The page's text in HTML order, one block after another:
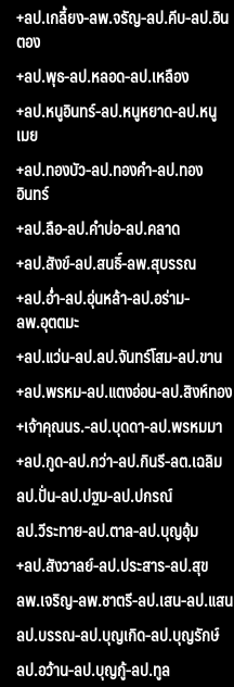
+ลป.เกลี้ยง-ลพ.จรัญ-ลป.คีบ-ลป.อิน
ตอง
+ลป.พุธ-ลป.หลอด-ลป.เหลือง
+ลป.หนูอินทร์-ลป.หนูหยาด-ลป.หนู
เมย
+ลป.ทองบัว-ลป.ทองคำ-ลป.ทอง
อินทร์
+ลป.ลือ-ลป.คำบ่อ-ลป.คลาด
+ลป.สังข์-ลป.สนธิ์-ลพ.สุบรรณ
+ลป.อ่ำ-ลป.อุ่นหล้า-ลป.อร่าม-
ลพ.อุตตมะ
+ลป.แว่น-ลป.ลป.จันทร์โสม-ลป.ขาน
+ลป.พรหม-ลป.แตงอ่อน-ลป.สิงห์ทอง
+เจ้าคุณนร.-ลป.บุดดา-ลป.พรหมมา
+ลป.กูด-ลป.กว่า-ลป.กินรี-ลต.เฉลิม
ลป.ปั่น-ลป.ปฐม-ลป.ปกรณ์
ลป.วีระทาย-ลป.ตาล-ลป.บุญอุ้ม
+ลป.สังวาลย์-ลป.ประสาร-ลป.สุข
ลพ.เจริญ-ลพ.ชาตรี-ลป.เสน-ลป.แสน
ลป.บรรณ-ลป.บุญเกิด-ลป.บุญรักษ์
ลป.อว้าน-ลป.บุญกู้-ลป.ทูล